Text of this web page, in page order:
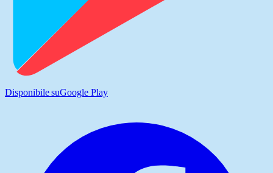
Disponibile suGoogle Play